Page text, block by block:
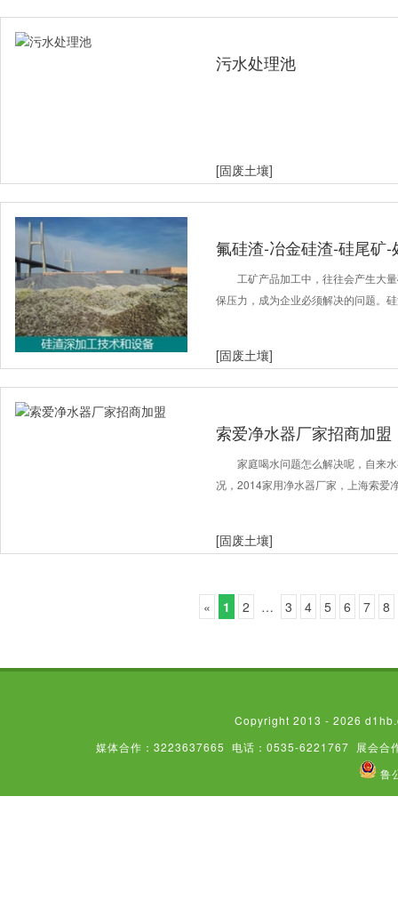
污水处理池
[固废土壤]
氟硅渣-冶金硅渣-硅尾矿
工矿产品加工中，往往会产生大
保压力，成为企业必须解决的问题。
[固废土壤]
索爱净水器厂家招商加盟
家庭喝水问题怎么解决呢，自来
况，2014家用净水器厂家，上海索爱
[固废土壤]
« 1 2 … 3 4 5 6 7 8
Copyright 2013 - 2026
媒体合作：3223637665
电话：0535-6221767 展会合
鲁